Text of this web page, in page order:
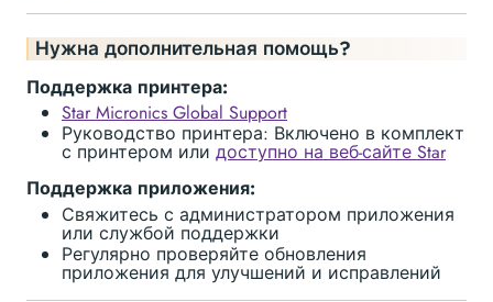
Нужна дополнительная помощь?
Поддержка принтера:
Star Micronics Global Support
Руководство принтера: Включено в комплект
с принтером или доступно на веб-сайте Star
Поддержка приложения:
Свяжитесь с администратором приложения
или службой поддержки
Регулярно проверяйте обновления
приложения для улучшений и исправлений